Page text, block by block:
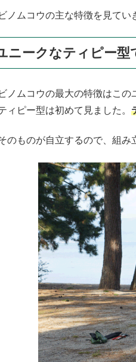
ノムコウの主な特徴を見てい
ニークなティピー型
ノムコウの最大の特徴はこ
ィピー型は初めて見ました。
のものが自立するので、組み